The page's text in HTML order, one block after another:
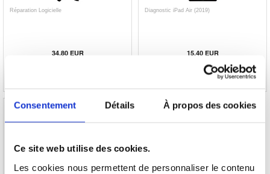
Consentement Détails À propos des cookies
Ce site web utilise des cookies.
Les cookies nous permettent de personnaliser le contenu
Réparation Logicielle
34,80 EUR
Diagnostic iPad Air (2019)
15,40 EUR
RÉFÉRENCE: 991605
Réparation Ecran LCD et Ecran Tactile iPad